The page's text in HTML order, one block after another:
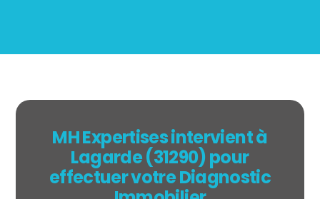
MH Expertises intervient à
Lagarde (31290) pour
effectuer votre Diagnostic